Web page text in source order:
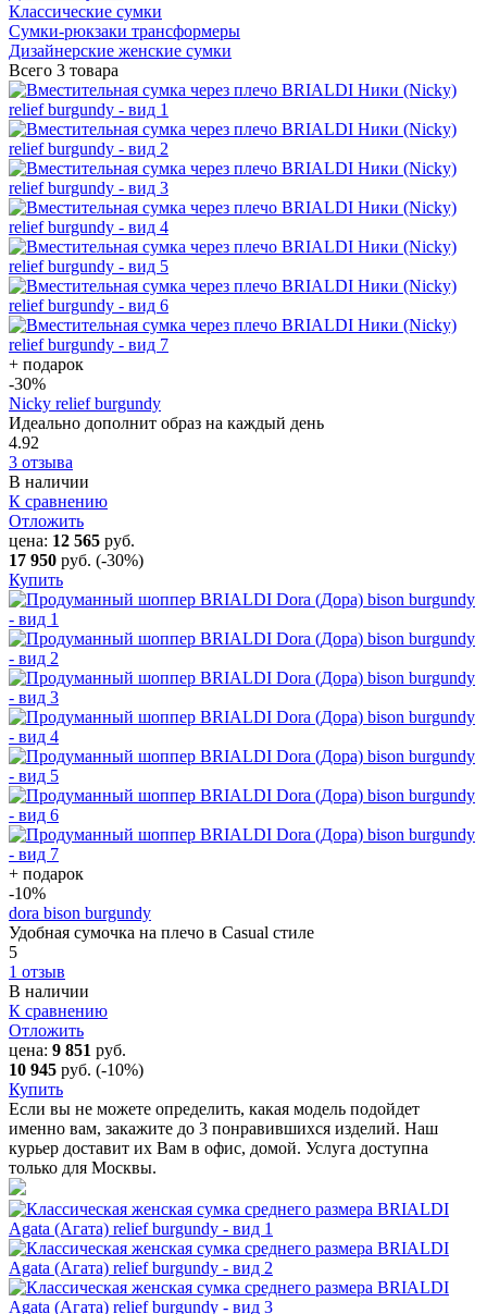
Классические сумки
Сумки-рюкзаки трансформеры
Дизайнерские женские сумки
Всего 3 товара
+ подарок
-30%
Nicky relief burgundy
Идеально дополнит образ на каждый день
4.92
3 отзыва
В наличии
К сравнению
Отложить
цена: 12 565 руб.
17 950 руб. (-30%)
Купить
+ подарок
-10%
dora bison burgundy
Удобная сумочка на плечо в Casual стиле
5
1 отзыв
В наличии
К сравнению
Отложить
цена: 9 851 руб.
10 945 руб. (-10%)
Купить
Если вы не можете определить, какая модель подойдет
именно вам, закажите до 3 понравившихся изделий. Наш
курьер доставит их Вам в офис, домой. Услуга доступна
только для Москвы.